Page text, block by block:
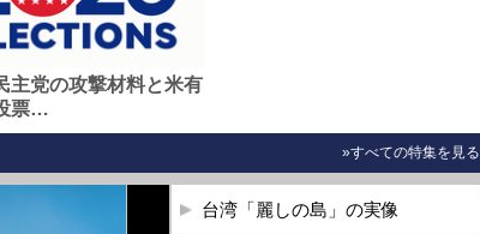
主党の攻撃材料と米有
票…
»すべての特集を見る
台湾「麗しの島」の実像